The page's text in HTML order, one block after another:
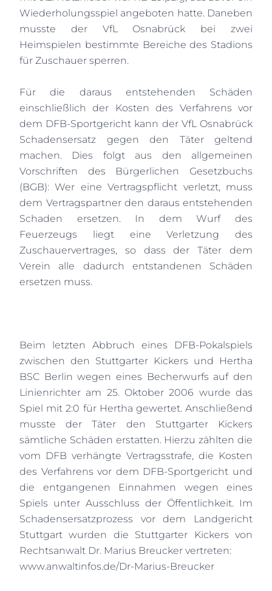
Wiederholungsspiel angeboten hatte. Daneben
musste der VfL Osnabrück bei zwei
Heimspielen bestimmte Bereiche des Stadions
für Zuschauer sperren.
Für die daraus entstehenden Schäden
einschließlich der Kosten des Verfahrens vor
dem DFB-Sportgericht kann der VfL Osnabrück
Schadensersatz gegen den Täter geltend
machen. Dies folgt aus den allgemeinen
Vorschriften des Bürgerlichen Gesetzbuchs
(BGB): Wer eine Vertragspflicht verletzt, muss
dem Vertragspartner den daraus entstehenden
Schaden ersetzen. In dem Wurf des
Feuerzeugs liegt eine Verletzung des
Zuschauervertrages, so dass der Täter dem
Verein alle dadurch entstandenen Schäden
ersetzen muss.
Beim letzten Abbruch eines DFB-Pokalspiels
zwischen den Stuttgarter Kickers und Hertha
BSC Berlin wegen eines Becherwurfs auf den
Linienrichter am 25. Oktober 2006 wurde das
Spiel mit 2:0 für Hertha gewertet. Anschließend
musste der Täter den Stuttgarter Kickers
sämtliche Schäden erstatten. Hierzu zählten die
vom DFB verhängte Vertragsstrafe, die Kosten
des Verfahrens vor dem DFB-Sportgericht und
die entgangenen Einnahmen wegen eines
Spiels unter Ausschluss der Öffentlichkeit. Im
Schadensersatzprozess vor dem Landgericht
Stuttgart wurden die Stuttgarter Kickers von
Rechtsanwalt Dr. Marius Breucker vertreten:
www.anwaltinfos.de/Dr-Marius-Breucker